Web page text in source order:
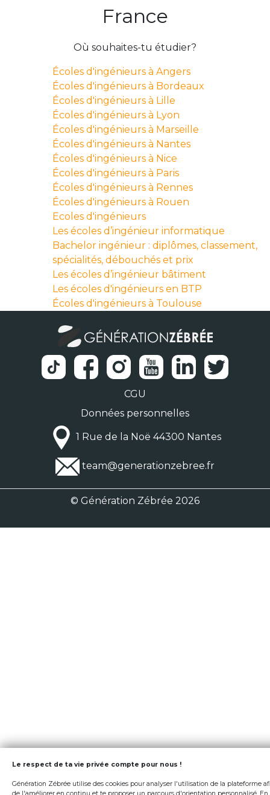
France
Où souhaites-tu étudier?
Écoles d'ingénieurs à Angers
Écoles d'ingénieurs à Bordeaux
Écoles d'ingénieurs à Lille
Écoles d'ingénieurs à Lyon
Écoles d'ingénieurs à Marseille
Écoles d'ingénieurs à Nantes
Écoles d'ingénieurs à Nice
Écoles d'ingénieurs à Paris
Écoles d'ingénieurs à Rennes
Écoles d'ingénieurs à Rouen
Ecoles d'ingénieurs
Les écoles d’ingénieur informatique
Bachelor ingénieur : diplômes, classement,
spécialités, débouchés et prix
Les écoles d’ingénieur bâtiment
Les écoles d'ingénieurs en BTP
Écoles d'ingénieurs à Toulouse
CGU
Données personnelles
1 Rue de la Noë 44300 Nantes
team@generationzebree.fr
© Génération Zébrée 2026
Le respect de ta vie privée compte pour nous !
Génération Zébrée utilise des cookies pour analyser l'utilisation de la plateforme